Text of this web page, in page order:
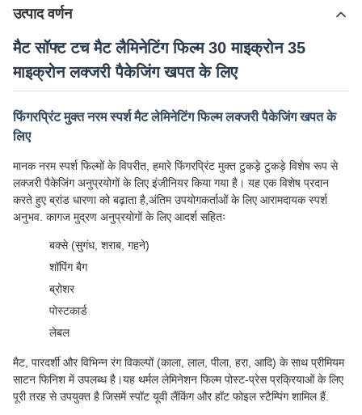
उत्पाद वर्णन
मैट सॉफ्ट टच मैट लैमिनेटिंग फिल्म 30 माइक्रोन 35
माइक्रोन लक्जरी पैकेजिंग खपत के लिए
फिंगरप्रिंट मुक्त नरम स्पर्श मैट लेमिनेटिंग फिल्म लक्जरी पैकेजिंग खपत के
लिए
मानक नरम स्पर्श फिल्मों के विपरीत, हमारे फिंगरप्रिंट मुक्त टुकड़े टुकड़े विशेष रूप से
लक्जरी पैकेजिंग अनुप्रयोगों के लिए इंजीनियर किया गया है। यह एक विशेष प्रदान
करते हुए ब्रांड धारणा को बढ़ाता है,अंतिम उपयोगकर्ताओं के लिए आरामदायक स्पर्श
अनुभव. कागज मुद्रण अनुप्रयोगों के लिए आदर्श सहितः
बक्से (सुगंध, शराब, गहने)
शॉपिंग बैग
ब्रोशर
पोस्टकार्ड
लेबल
मैट, पारदर्शी और विभिन्न रंग विकल्पों (काला, लाल, पीला, हरा, आदि) के साथ प्रीमियम
साटन फिनिश में उपलब्ध है।यह थर्मल लेमिनेशन फिल्म पोस्ट-प्रेस प्रक्रियाओं के लिए
पूरी तरह से उपयुक्त है जिसमें स्पॉट यूवी लैंकिंग और हॉट फोइल स्टैम्पिंग शामिल हैं.